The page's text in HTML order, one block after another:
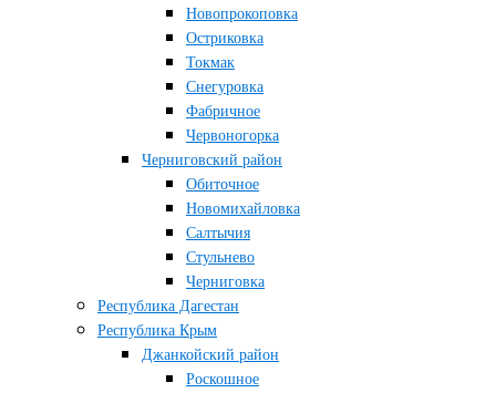
Новопрокоповка
Остриковка
Токмак
Снегуровка
Фабричное
Червоногорка
Черниговский район
Обиточное
Новомихайловка
Салтычия
Стульнево
Черниговка
Республика Дагестан
Республика Крым
Джанкойский район
Роскошное